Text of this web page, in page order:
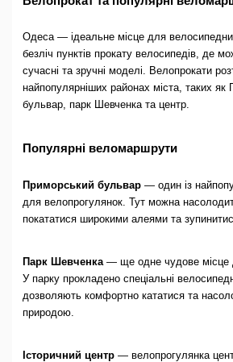
Одеса — ідеальне місце для
безліч пунктів прокату велосипедів, де
сучасні та зручні моделі. Велопрокати
найпопулярніших районах міста, таких як
бульвар, парк Шевченка та центр.
Популярні веломаршрути
Приморський бульвар— один із
для велопрогулянок. Тут можна
покататися широкими алеями та
Парк Шевченка— ще одне чудове місце
У парку прокладено спеціальні
дозволяють комфортно кататися та
природою.
Історичний центр— велопрогулянка